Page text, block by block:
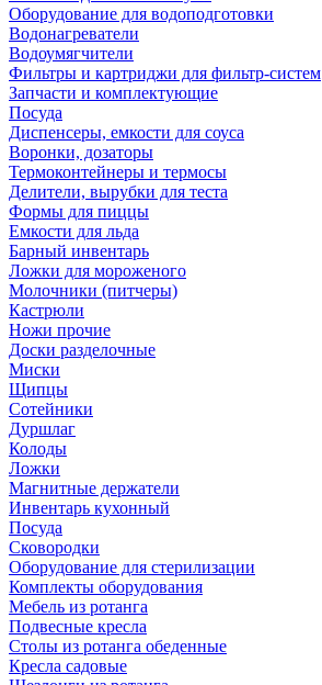
Оборудование для водоподготовки
Водонагреватели
Водоумягчители
Фильтры и картриджи для фильтр-систем
Запчасти и комплектующие
Посуда
Диспенсеры, емкости для соуса
Воронки, дозаторы
Термоконтейнеры и термосы
Делители, вырубки для теста
Формы для пиццы
Емкости для льда
Барный инвентарь
Ложки для мороженого
Молочники (питчеры)
Кастрюли
Ножи прочие
Доски разделочные
Миски
Щипцы
Сотейники
Дуршлаг
Колоды
Ложки
Магнитные держатели
Инвентарь кухонный
Посуда
Сковородки
Оборудование для стерилизации
Комплекты оборудования
Мебель из ротанга
Подвесные кресла
Столы из ротанга обеденные
Кресла садовые